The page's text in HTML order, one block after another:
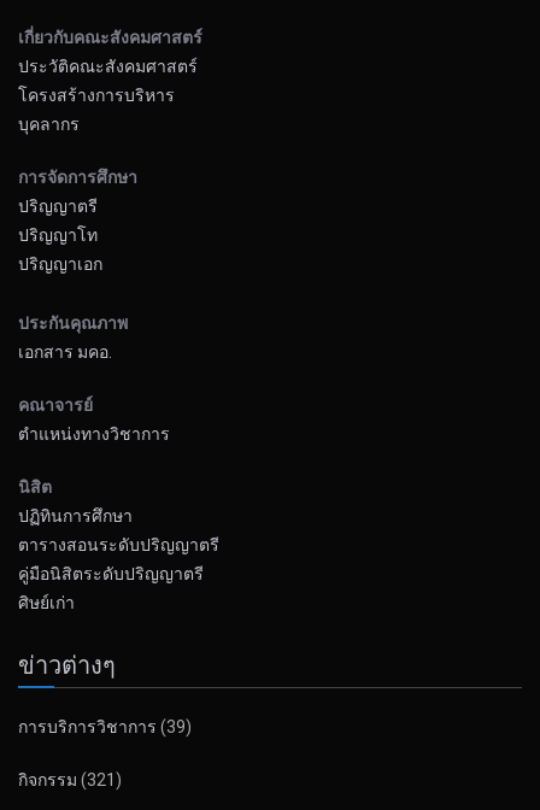
เกี่ยวกับคณะสังคมศาสตร์
ประวัติคณะสังคมศาสตร์
โครงสร้างการบริหาร
บุคลากร
การจัดการศึกษา
ปริญญาตรี
ปริญญาโท
ปริญญาเอก
ประกันคุณภาพ
เอกสาร มคอ.
คณาจารย์
ตำแหน่งทางวิชาการ
นิสิต
ปฏิทินการศึกษา
ตารางสอนระดับปริญญาตรี
คู่มือนิสิตระดับปริญญาตรี
ศิษย์เก่า
ข่าวต่างๆ
การบริการวิชาการ (39)
กิจกรรม (321)